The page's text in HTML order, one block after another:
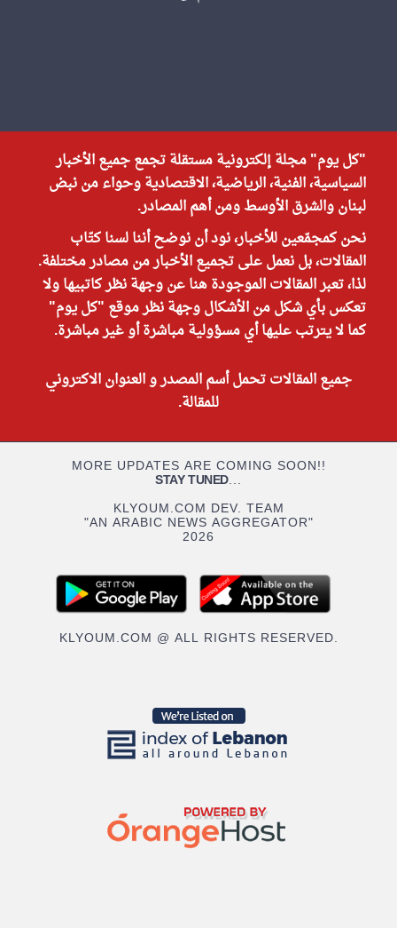
"كل يوم" مجلة إلكترونية مستقلة تجمع جميع الأخبار
السياسية، الفنية، الرياضية، الاقتصادية وحواء من نبض
لبنان والشرق الأوسط ومن أهم المصادر.
نحن كمجمّعين للأخبار، نود أن نوضح أننا لسنا كتّاب
المقالات، بل نعمل على تجميع الأخبار من مصادر مختلفة.
لذا، تعبر المقالات الموجودة هنا عن وجهة نظر كاتبيها ولا
تعكس بأي شكل من الأشكال وجهة نظر موقع "كل يوم"
كما لا يترتب عليها أي مسؤولية مباشرة أو غير مباشرة.
جميع المقالات تحمل أسم المصدر و العنوان الاكتروني
للمقالة.
MORE UPDATES ARE COMING SOON!!
STAY TUNED...
KLYOUM.COM DEV. TEAM
"AN ARABIC NEWS AGGREGATOR"
2026
KLYOUM.COM @ ALL RIGHTS RESERVED.